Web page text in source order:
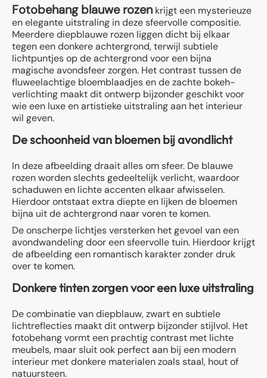
Fotobehang blauwe rozen krijgt een mysterieuze
en elegante uitstraling in deze sfeervolle compositie.
Meerdere diepblauwe rozen liggen dicht bij elkaar
tegen een donkere achtergrond, terwijl subtiele
lichtpuntjes op de achtergrond voor een bijna
magische avondsfeer zorgen. Het contrast tussen de
fluweelachtige bloemblaadjes en de zachte bokeh-
verlichting maakt dit ontwerp bijzonder geschikt voor
wie een luxe en artistieke uitstraling aan het interieur
wil geven.
De schoonheid van bloemen bij avondlicht
In deze afbeelding draait alles om sfeer. De blauwe
rozen worden slechts gedeeltelijk verlicht, waardoor
schaduwen en lichte accenten elkaar afwisselen.
Hierdoor ontstaat extra diepte en lijken de bloemen
bijna uit de achtergrond naar voren te komen.
De onscherpe lichtjes versterken het gevoel van een
avondwandeling door een sfeervolle tuin. Hierdoor krijgt
de afbeelding een romantisch karakter zonder druk
over te komen.
Donkere tinten zorgen voor een luxe uitstraling
De combinatie van diepblauw, zwart en subtiele
lichtreflecties maakt dit ontwerp bijzonder stijlvol. Het
fotobehang vormt een prachtig contrast met lichte
meubels, maar sluit ook perfect aan bij een modern
interieur met donkere materialen zoals staal, hout of
natuursteen.